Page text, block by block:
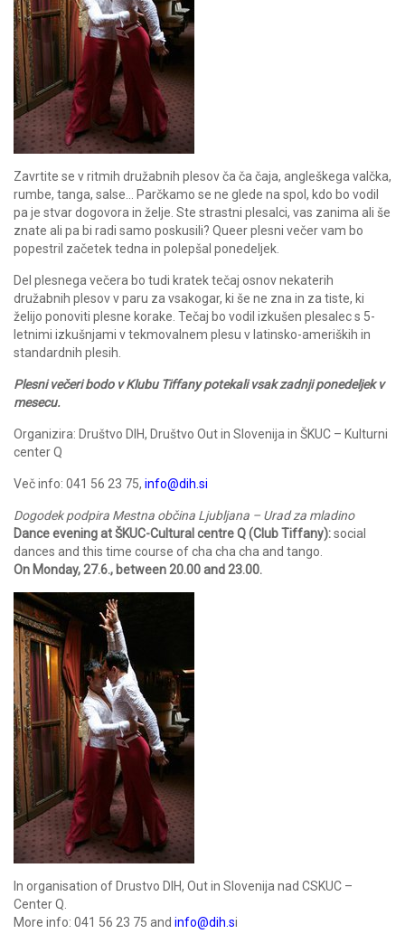
Zavrtite se v ritmih družabnih plesov ča ča čaja, angleškega valčka,
rumbe, tanga, salse… Parčkamo se ne glede na spol, kdo bo vodil
pa je stvar dogovora in želje. Ste strastni plesalci, vas zanima ali še
znate ali pa bi radi samo poskusili? Queer plesni večer vam bo
popestril začetek tedna in polepšal ponedeljek.
Del plesnega večera bo tudi kratek tečaj osnov nekaterih
družabnih plesov v paru za vsakogar, ki še ne zna in za tiste, ki
želijo ponoviti plesne korake. Tečaj bo vodil izkušen plesalec s 5-
letnimi izkušnjami v tekmovalnem plesu v latinsko-ameriških in
standardnih plesih.
Plesni večeri bodo v Klubu Tiffany potekali vsak zadnji ponedeljek v
mesecu.
Organizira: Društvo DIH, Društvo Out in Slovenija in ŠKUC – Kulturni
center Q
Več info: 041 56 23 75, info@dih.si
Dogodek podpira Mestna občina Ljubljana – Urad za mladino
Dance evening at ŠKUC-Cultural centre Q (Club Tiffany):social
dances and this time course of cha cha cha and tango.
On Monday, 27.6., between 20.00 and 23.00.
In organisation of Drustvo DIH, Out in Slovenija nad CSKUC –
Center Q.
More info: 041 56 23 75 and info@dih.si